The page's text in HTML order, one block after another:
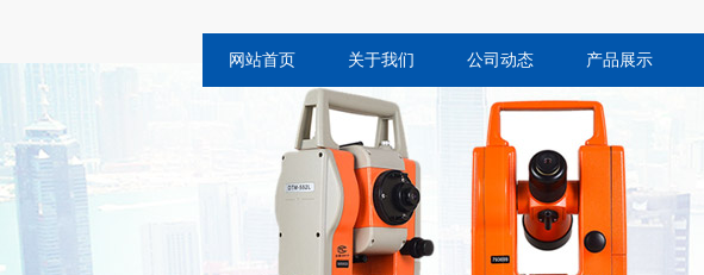
网站首页 关于我们 公司动态 产品展示